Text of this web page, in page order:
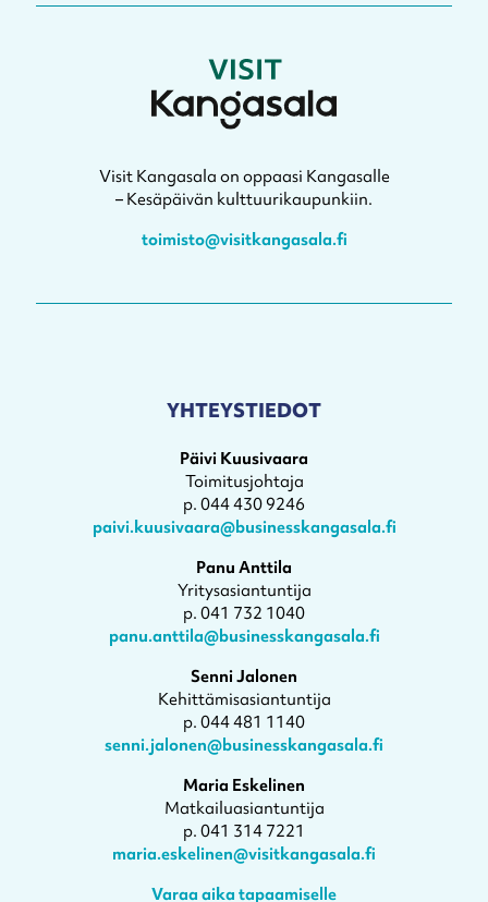
Visit Kangasala on oppaasi Kangasalle
– Kesäpäivän kulttuurikaupunkiin.
toimisto@visitkangasala.fi
YHTEYSTIEDOT
Päivi Kuusivaara
Toimitusjohtaja
p. 044 430 9246
paivi.kuusivaara@businesskangasala.fi
Panu Anttila
Yritysasiantuntija
p. 041 732 1040
panu.anttila@businesskangasala.fi
Senni Jalonen
Kehittämisasiantuntija
p. 044 481 1140
senni.jalonen@businesskangasala.fi
Maria Eskelinen
Matkailuasiantuntija
p. 041 314 7221
maria.eskelinen@visitkangasala.fi
Varaa aika tapaamiselle